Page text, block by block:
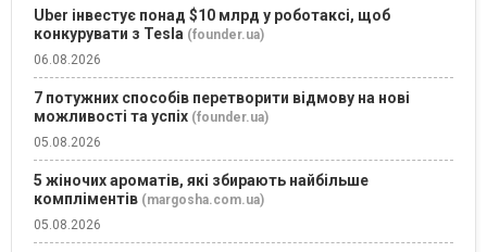
Uber інвестує понад $10 млрд у роботаксі, щоб
конкурувати з Tesla (founder.ua)
06.08.2026
7 потужних способів перетворити відмову на нові
можливості та успіх (founder.ua)
05.08.2026
5 жіночих ароматів, які збирають найбільше
компліментів (margosha.com.ua)
05.08.2026